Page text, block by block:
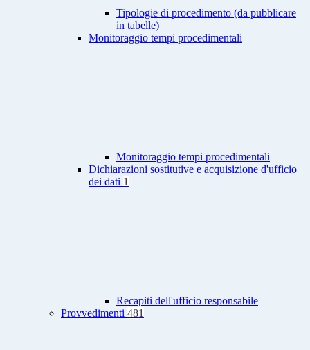
Tipologie di procedimento (da pubblicare
in tabelle)
Monitoraggio tempi procedimentali
Monitoraggio tempi procedimentali
Dichiarazioni sostitutive e acquisizione d'ufficio
dei dati 1
Recapiti dell'ufficio responsabile
Provvedimenti 481